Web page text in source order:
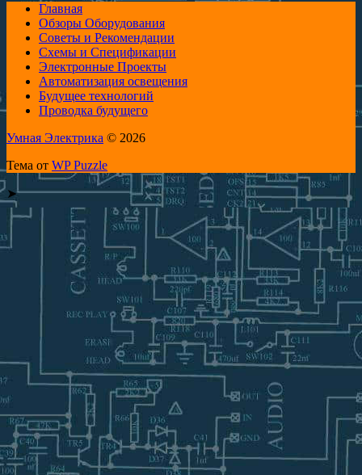
Главная
Обзоры Оборудования
Советы и Рекомендации
Схемы и Спецификации
Электронные Проекты
Автоматизация освещения
Будущее технологий
Проводка будущего
Умная Электрика © 2026
Тема от WP Puzzle
➤